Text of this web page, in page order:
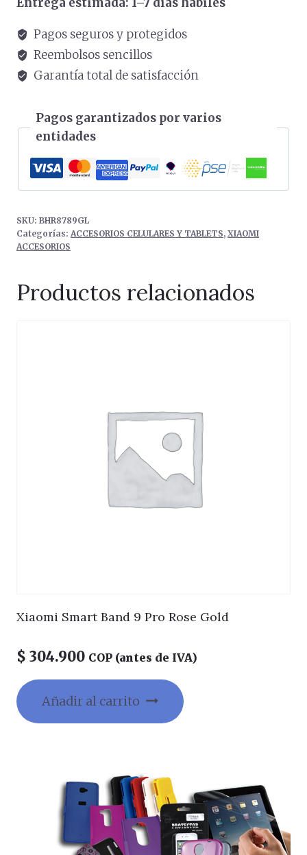
Entrega estimada: 1–7 días hábiles
Pagos seguros y protegidos
Reembolsos sencillos
Garantía total de satisfacción
Pagos garantizados por varios
entidades
SKU: BHR8789GL
Categorías: ACCESORIOS CELULARES Y TABLETS, XIAOMI
ACCESORIOS
Productos relacionados
Xiaomi Smart Band 9 Pro Rose Gold
$ 304.900 COP (antes de IVA)
Añadir al carrito